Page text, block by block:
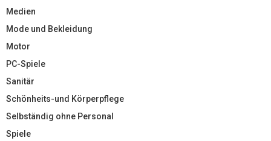
Medien
Mode und Bekleidung
Motor
PC-Spiele
Sanitär
Schönheits-und Körperpflege
Selbständig ohne Personal
Spiele